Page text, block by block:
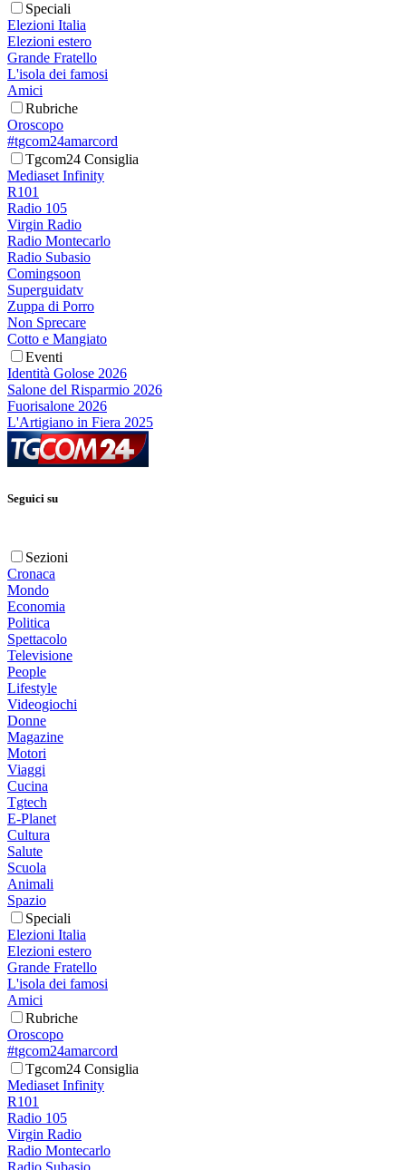
Speciali
Elezioni Italia
Elezioni estero
Grande Fratello
L'isola dei famosi
Amici
Rubriche
Oroscopo
#tgcom24amarcord
Tgcom24 Consiglia
Mediaset Infinity
R101
Radio 105
Virgin Radio
Radio Montecarlo
Radio Subasio
Comingsoon
Superguidatv
Zuppa di Porro
Non Sprecare
Cotto e Mangiato
Eventi
Identità Golose 2026
Salone del Risparmio 2026
Fuorisalone 2026
L'Artigiano in Fiera 2025
Seguici su
Sezioni
Cronaca
Mondo
Economia
Politica
Spettacolo
Televisione
People
Lifestyle
Videogiochi
Donne
Magazine
Motori
Viaggi
Cucina
Tgtech
E-Planet
Cultura
Salute
Scuola
Animali
Spazio
Speciali
Elezioni Italia
Elezioni estero
Grande Fratello
L'isola dei famosi
Amici
Rubriche
Oroscopo
#tgcom24amarcord
Tgcom24 Consiglia
Mediaset Infinity
R101
Radio 105
Virgin Radio
Radio Montecarlo
Radio Subasio